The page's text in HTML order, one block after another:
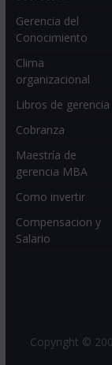
Gerencia del
Conocimiento
Clima
organizacional
Libros de gerencia
Cobranza
Maestría de
gerencia MBA
Como invertir
Compensacion y
Salario
Copyright ©